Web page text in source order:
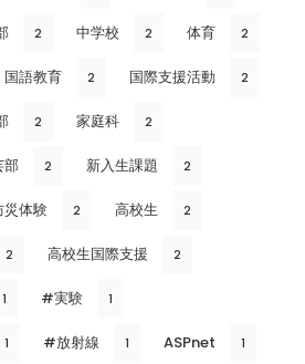
2 中学校 2 体育 2
国語教育 2 国際支援活動 2
2 家庭科 2
部 2 新入生課題 2
災体験 2 高校生 2
2 高校生国際支援 2
1 #実験 1
1 #放射線 1 ASPnet 1